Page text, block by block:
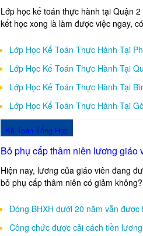
Lớp học kế toán thực hành tại Quận
kết học xong là làm được việc ngay,
Lớp Học Kế Toán Thực Hành Tại
Lớp Học Kế Toán Thực Hành Tại
Lớp Học Kế Toán Thực Hành Tại
Lớp Học Kế Toán Thực Hành Tại
Kế Toán Tổng Hợp
Bỏ phụ cấp thâm niên lương giáo
Hiện nay, lương của giáo viên đang
bỏ phụ cấp thâm niên có giảm không?
Đóng BHXH dưới 20 năm vẫn
Công chức được cải cách tiền